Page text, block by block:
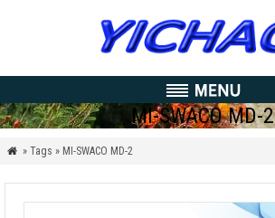
MI-SWACO MD-2
 » Tags » MI-SWACO MD-2